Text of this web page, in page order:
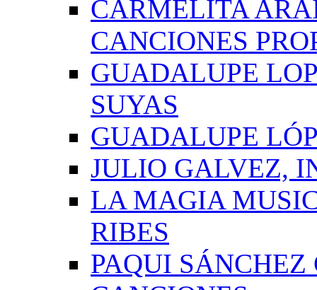
CARMELITA
CANCIONES
GUADALUPE
SUYAS
GUADALUPE
JULIO GALVEZ,
LA MAGIA
RIBES
PAQUI